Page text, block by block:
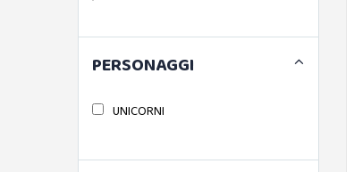
PERSONAGGI
UNICORNI